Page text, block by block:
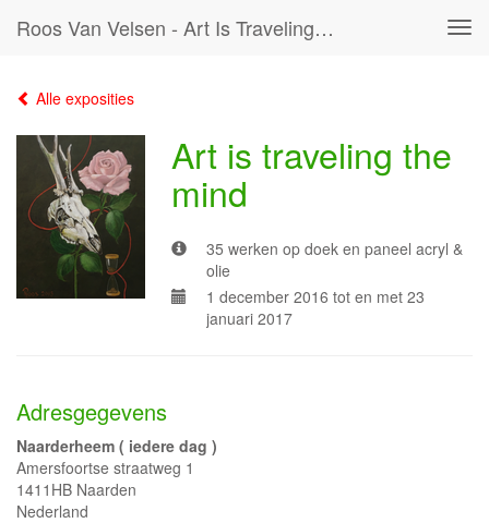
Roos Van Velsen - Art Is Traveling The Mind
Alle exposities
Art is traveling the
mind
35 werken op doek en paneel acryl &
olie
1 december 2016 tot en met 23
januari 2017
Adresgegevens
Naarderheem ( iedere dag )
Amersfoortse straatweg 1
1411HB Naarden
Nederland